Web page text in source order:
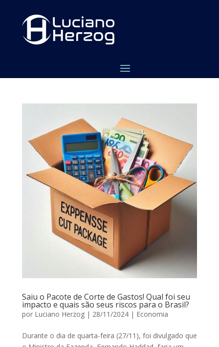
Saiu o Pacote de Corte de Gastos! Qual foi seu
impacto e quais são seus riscos para o Brasil?
por Luciano Herzog| 28/11/2024| Economia
Durante o dia de quarta-feira (27/11), foi divulgado que